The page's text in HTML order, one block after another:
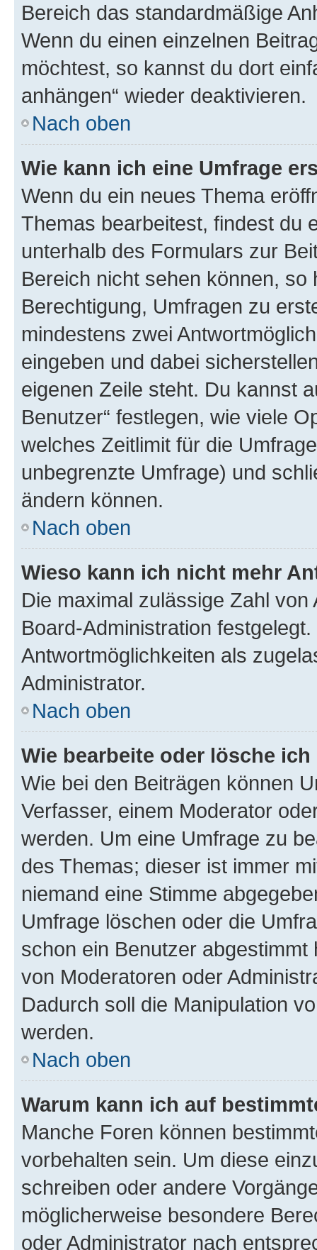
Bereich das standardmäßige
Wenn du einen einzelnen
möchtest, so kannst du dort
anhängen“ wieder deaktivieren.
Nach oben
Wie kann ich eine Umfrage
Wenn du ein neues Thema
Themas bearbeitest, findest du
unterhalb des Formulars zur
Bereich nicht sehen können,
Berechtigung, Umfragen zu
mindestens zwei
eingeben und dabei
eigenen Zeile steht. Du kannst
Benutzer“ festlegen, wie viele
welches Zeitlimit für die
unbegrenzte Umfrage) und
ändern können.
Nach oben
Wieso kann ich nicht mehr
Die maximal zulässige Zahl
Board-Administration
Antwortmöglichkeiten als
Administrator.
Nach oben
Wie bearbeite oder lösche
Wie bei den Beiträgen können
Verfasser, einem Moderator
werden. Um eine Umfrage zu
des Themas; dieser ist immer
niemand eine Stimme
Umfrage löschen oder die
schon ein Benutzer
von Moderatoren oder
Dadurch soll die Manipulation
werden.
Nach oben
Warum kann ich auf
Manche Foren können
vorbehalten sein. Um diese
schreiben oder andere
möglicherweise besondere
oder Administrator nach